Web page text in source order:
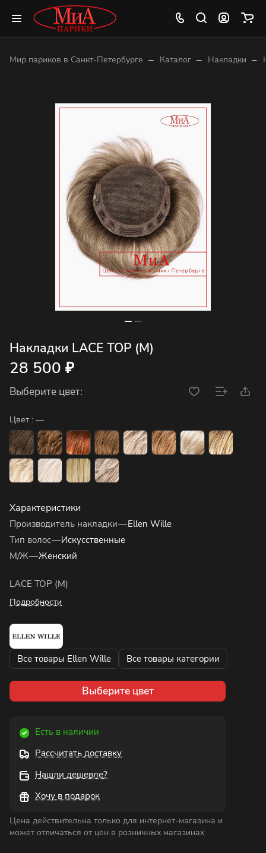
Мир париков в Санкт-Петербурге – Каталог – Накладки –
Накладки LACE TOP (M)
28 500 ₽
Выберите цвет:
Цвет : —
Характеристики
Производитель накладки—Ellen Wille
Тип волос—Искусственные
М/Ж—Женский
LACE TOP (M)
Подробности
Все товары Ellen Wille Все товары категории
Выберите цвет
Есть в наличии
Рассчитать доставку
Нашли дешевле?
Хочу в подарок
Цена действительна только для интернет-магазина и
может отличаться от цен в розничных магазинах